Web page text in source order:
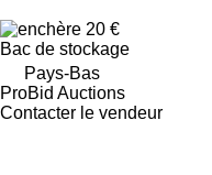
20 €
Bac de stockage
Pays-Bas
ProBid Auctions
Contacter le vendeur